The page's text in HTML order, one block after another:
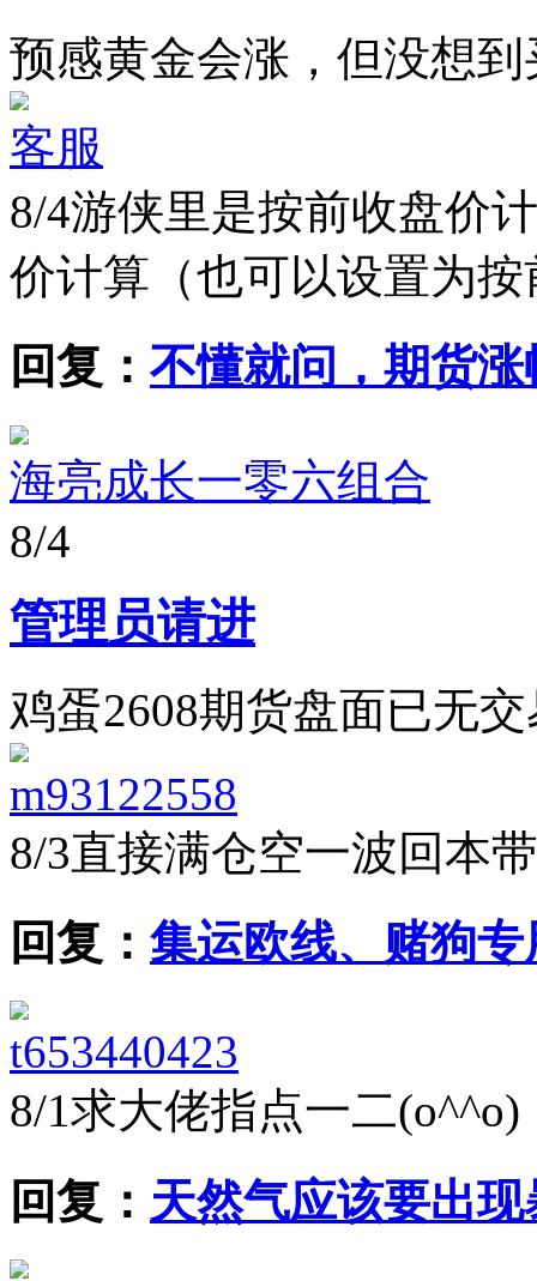
预感黄金会涨，但没想
客服
8/4游侠里是按前收盘价
价计算（也可以设置为
回复： 不懂就问，期货涨
海亮成长一零六组合
8/4
管理员请进
鸡蛋2608期货盘面已无
m93122558
8/3直接满仓空一波回本
回复： 集运欧线、赌狗专
t653440423
8/1求大佬指点一二(o^^o)
回复： 天然气应该要出